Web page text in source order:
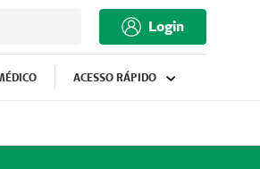
Login
ACESSO RÁPIDO